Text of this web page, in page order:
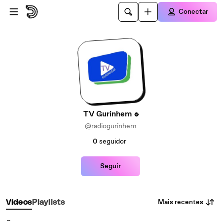
Ir para o conteúdo principal
Conectar
TV Gurinhem
@radiogurinhem
0 seguidor
Seguir
VídeosPlaylists Mais recentes